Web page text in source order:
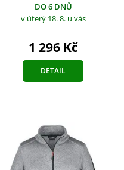
DO 6 DNŮ
v úterý 18. 8. u vás
1 296 Kč
DETAIL